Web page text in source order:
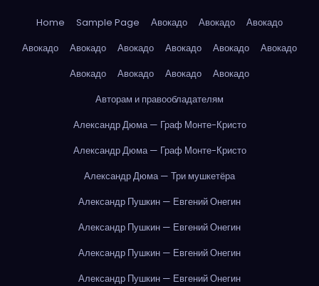
Home Sample Page Авокадо Авокадо
Авокадо
Авокадо
Авокадо Авокадо Авокадо Авокадо
Авокадо
Авокадо
Авокадо Авокадо
Авокадо
Авторам и правообладателям
Александр Дюма — Граф Монте-Кристо
Александр Дюма — Граф Монте-Кристо
Александр Дюма — Три мушкетёра
Александр Пушкин — Евгений Онегин
Александр Пушкин — Евгений Онегин
Александр Пушкин — Евгений Онегин
Александр Пушкин — Евгений Онегин